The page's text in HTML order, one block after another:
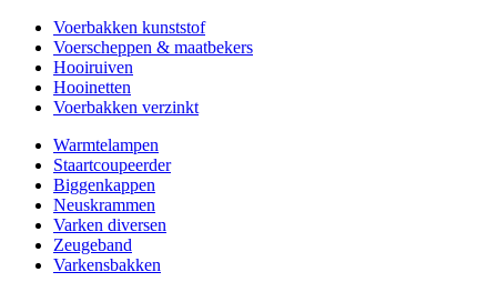
Voerbakken kunststof
Voerscheppen & maatbekers
Hooiruiven
Hooinetten
Voerbakken verzinkt
Warmtelampen
Staartcoupeerder
Biggenkappen
Neuskrammen
Varken diversen
Zeugeband
Varkensbakken